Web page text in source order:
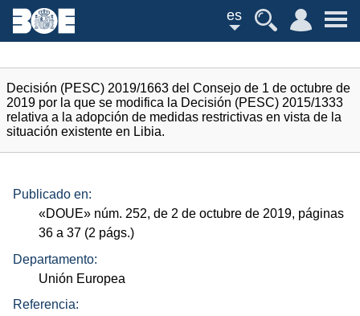
es
Decisión (PESC) 2019/1663 del Consejo de 1 de octubre de
2019 por la que se modifica la Decisión (PESC) 2015/1333
relativa a la adopción de medidas restrictivas en vista de la
situación existente en Libia.
Publicado en:
«DOUE» núm. 252, de 2 de octubre de 2019, páginas
36 a 37 (2 págs.)
Departamento:
Unión Europea
Referencia: